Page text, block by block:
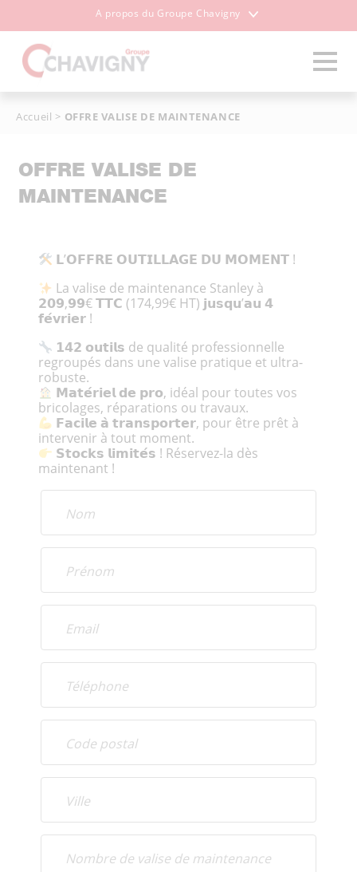
A propos du Groupe Chavigny
Accueil > OFFRE VALISE DE MAINTENANCE
OFFRE VALISE DE
MAINTENANCE
𝗟’𝗢𝗙𝗙𝗥𝗘 𝗢𝗨𝗧𝗜𝗟𝗟𝗔𝗚𝗘 𝗗𝗨 𝗠𝗢𝗠𝗘𝗡𝗧 !
La valise de maintenance Stanley à
𝟮𝟬𝟵,𝟵𝟵€ 𝗧𝗧𝗖 (174,99€ HT) 𝗷𝘂𝘀𝗾𝘂’𝗮𝘂 𝟰
𝗳𝗲́𝘃𝗿𝗶𝗲𝗿 !
𝟭𝟰𝟮 𝗼𝘂𝘁𝗶𝗹𝘀 de qualité professionnelle
regroupés dans une valise pratique et ultra-
robuste.
𝗠𝗮𝘁𝗲́𝗿𝗶𝗲𝗹 𝗱𝗲 𝗽𝗿𝗼, idéal pour toutes vos
bricolages, réparations ou travaux.
𝗙𝗮𝗰𝗶𝗹𝗲 𝗮̀ 𝘁𝗿𝗮𝗻𝘀𝗽𝗼𝗿𝘁𝗲𝗿, pour être prêt à
intervenir à tout moment.
𝗦𝘁𝗼𝗰𝗸𝘀 𝗹𝗶𝗺𝗶𝘁𝗲́𝘀 ! Réservez-la dès
maintenant !